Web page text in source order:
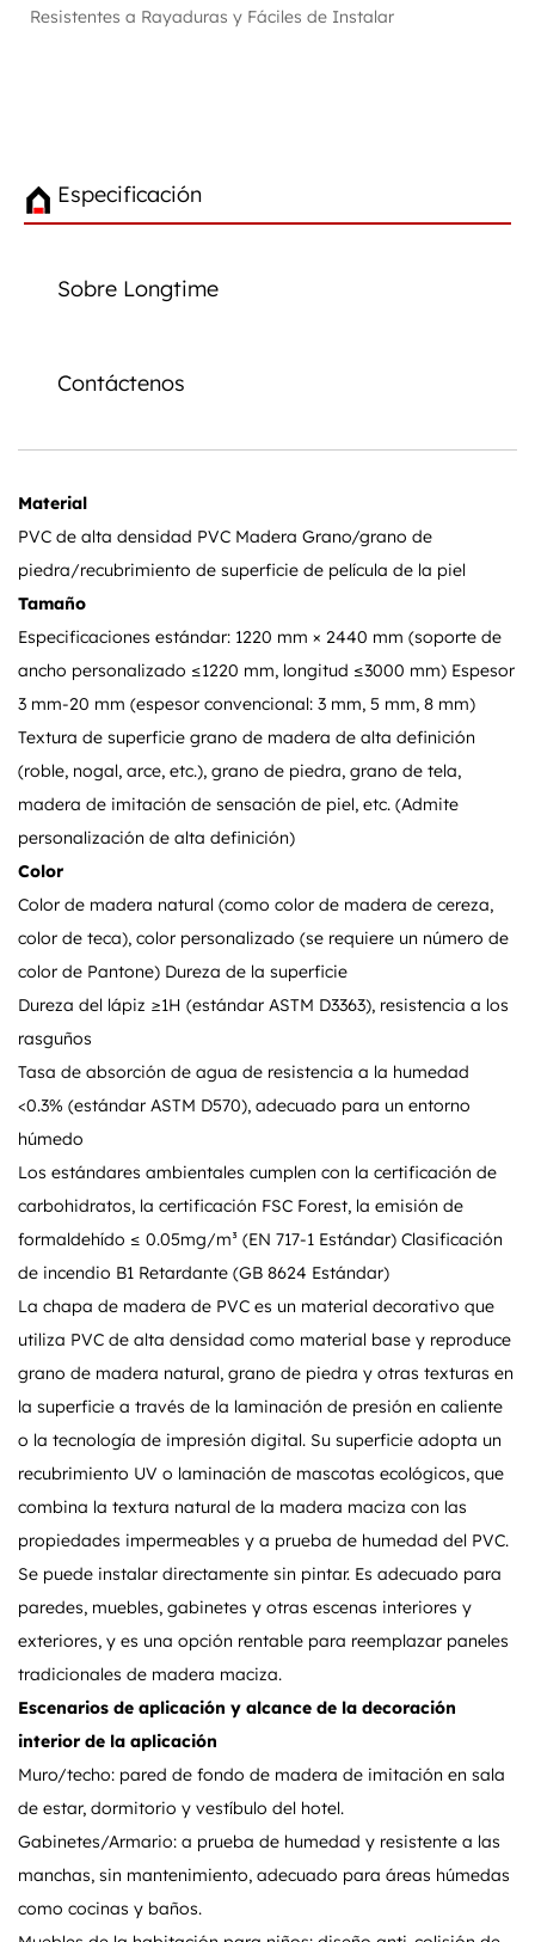
Resistentes a Rayaduras y Fáciles de Instalar
Especificación
Sobre Longtime
Contáctenos
Material
PVC de alta densidad PVC Madera Grano/grano de
piedra/recubrimiento de superficie de película de la piel
Tamaño
Especificaciones estándar: 1220 mm × 2440 mm (soporte de
ancho personalizado ≤1220 mm, longitud ≤3000 mm) Espesor
3 mm-20 mm (espesor convencional: 3 mm, 5 mm, 8 mm)
Textura de superficie grano de madera de alta definición
(roble, nogal, arce, etc.), grano de piedra, grano de tela,
madera de imitación de sensación de piel, etc. (Admite
personalización de alta definición)
Color
Color de madera natural (como color de madera de cereza,
color de teca), color personalizado (se requiere un número de
color de Pantone) Dureza de la superficie
Dureza del lápiz ≥1H (estándar ASTM D3363), resistencia a los
rasguños
Tasa de absorción de agua de resistencia a la humedad
<0.3% (estándar ASTM D570), adecuado para un entorno
húmedo
Los estándares ambientales cumplen con la certificación de
carbohidratos, la certificación FSC Forest, la emisión de
formaldehído ≤ 0.05mg/m³ (EN 717-1 Estándar) Clasificación
de incendio B1 Retardante (GB 8624 Estándar)
La chapa de madera de PVC es un material decorativo que
utiliza PVC de alta densidad como material base y reproduce
grano de madera natural, grano de piedra y otras texturas en
la superficie a través de la laminación de presión en caliente
o la tecnología de impresión digital. Su superficie adopta un
recubrimiento UV o laminación de mascotas ecológicos, que
combina la textura natural de la madera maciza con las
propiedades impermeables y a prueba de humedad del PVC.
Se puede instalar directamente sin pintar. Es adecuado para
paredes, muebles, gabinetes y otras escenas interiores y
exteriores, y es una opción rentable para reemplazar paneles
tradicionales de madera maciza.
Escenarios de aplicación y alcance de la decoración
interior de la aplicación
Muro/techo: pared de fondo de madera de imitación en sala
de estar, dormitorio y vestíbulo del hotel.
Gabinetes/Armario: a prueba de humedad y resistente a las
manchas, sin mantenimiento, adecuado para áreas húmedas
como cocinas y baños.